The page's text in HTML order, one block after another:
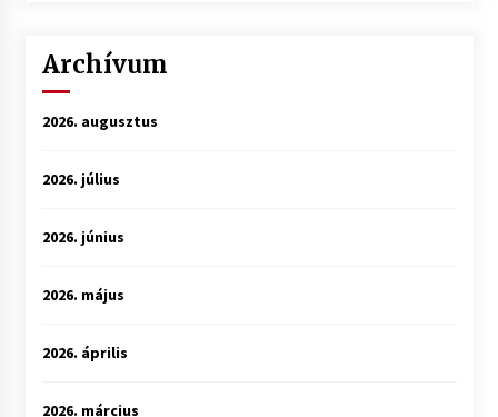
Archívum
2026. augusztus
2026. július
2026. június
2026. május
2026. április
2026. március